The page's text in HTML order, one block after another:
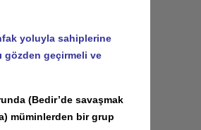
yoluyla sahiplerine
gözden geçirmeli ve
(Bedir’de savaşmak
müminlerden bir grup